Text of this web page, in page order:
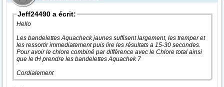
Jeff24490 a écrit:
Hello
Les bandelettes Aquacheck jaunes suffisent largement, les tremper et
les ressortir immediatement puis lire les résultats a 15-30 secondes.
Pour avoir le chlore combiné par différence avec le Chlore total ainsi
que le tH prendre les bandelettes Aquachek 7
Cordialement